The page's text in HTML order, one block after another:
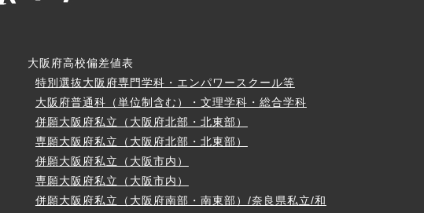
大阪府高校偏差値表
特別選抜大阪府専門学科・エンパワースクール等
大阪府普通科（単位制含む）・文理学科・総合学科
併願大阪府私立（大阪府北部・北東部）
専願大阪府私立（大阪府北部・北東部）
併願大阪府私立（大阪市内）
専願大阪府私立（大阪市内）
併願大阪府私立（大阪府南部・南東部）/奈良県私立/和